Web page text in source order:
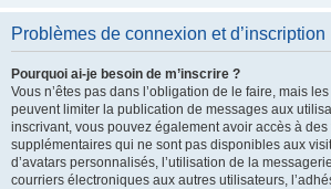
Problèmes de connexion et d’inscription
Pourquoi ai-je besoin de m’inscrire ?
Vous n’êtes pas dans l’obligation de le faire, mais
peuvent limiter la publication de messages aux
inscrivant, vous pouvez également avoir accès à
supplémentaires qui ne sont pas disponibles aux
d’avatars personnalisés, l’utilisation de la
courriers électroniques aux autres utilisateurs,